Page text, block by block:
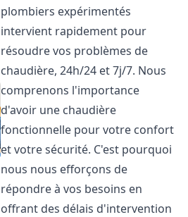
plombiers expérimentés
intervient rapidement pour
résoudre vos problèmes de
chaudière, 24h/24 et 7j/7. Nous
comprenons l'importance
d'avoir une chaudière
fonctionnelle pour votre confort
et votre sécurité. C'est pourquoi
nous nous efforçons de
répondre à vos besoins en
offrant des délais d'intervention